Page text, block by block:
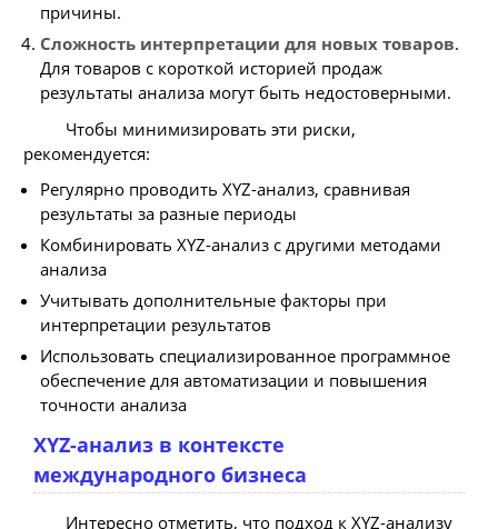
причины.
Сложность интерпретации для новых товаров.
Для товаров с короткой историей продаж
результаты анализа могут быть недостоверными.
Чтобы минимизировать эти риски,
рекомендуется:
Регулярно проводить XYZ-анализ, сравнивая
результаты за разные периоды
Комбинировать XYZ-анализ с другими методами
анализа
Учитывать дополнительные факторы при
интерпретации результатов
Использовать специализированное программное
обеспечение для автоматизации и повышения
точности анализа
XYZ-анализ в контексте
международного бизнеса
Интересно отметить, что подход к XYZ-анализу